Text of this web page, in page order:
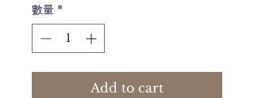
數量 *
Add to cart